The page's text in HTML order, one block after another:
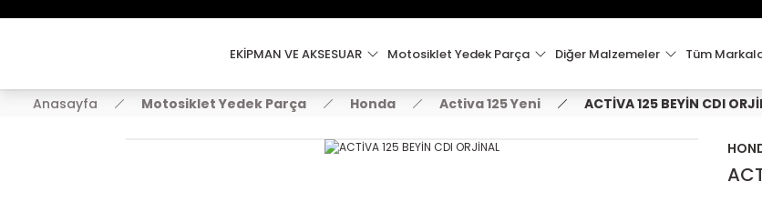
2000 TL VE ÜZERİ KARGO ÜCRETSİZ !
EKİPMAN VE AKSESUAR Motosiklet Yedek Parça Diğer Malzemeler Tüm
Anasayfa Motosiklet Yedek Parça Honda Activa 125 Yeni ACTİVA 125 BEYİN CDI